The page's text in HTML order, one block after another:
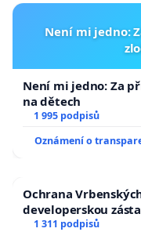
Není mi jedno:
Není mi jedno: Za
na dětech
1 995 podpisů
Oznámení o
Ochrana
developerskou
1 311 podpisů